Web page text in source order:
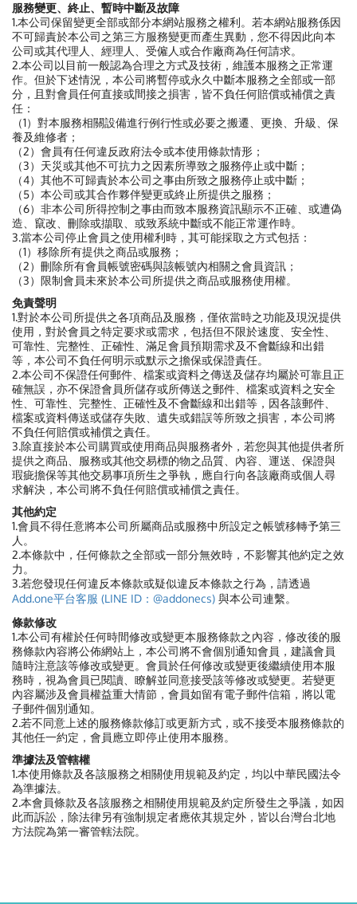
服務變更、終止、暫時中斷及故障
1.本公司保留變更全部或部分本網站服務之權利。若本網站服務係因
不可歸責於本公司之第三方服務變更而產生異動，您不得因此向本
公司或其代理人、經理人、受僱人或合作廠商為任何請求。
2.本公司以目前一般認為合理之方式及技術，維護本服務之正常運
作。但於下述情況，本公司將暫停或永久中斷本服務之全部或一部
分，且對會員任何直接或間接之損害，皆不負任何賠償或補償之責
任：
（1）對本服務相關設備進行例行性或必要之搬遷、更換、升級、保
養及維修者；
（2）會員有任何違反政府法令或本使用條款情形；
（3）天災或其他不可抗力之因素所導致之服務停止或中斷；
（4）其他不可歸責於本公司之事由所致之服務停止或中斷；
（5）本公司或其合作夥伴變更或終止所提供之服務；
（6）非本公司所得控制之事由而致本服務資訊顯示不正確、或遭偽
造、竄改、刪除或擷取、或致系統中斷或不能正常運作時。
3.當本公司停止會員之使用權利時，其可能採取之方式包括：
（1）移除所有提供之商品或服務；
（2）刪除所有會員帳號密碼與該帳號內相關之會員資訊；
（3）限制會員未來於本公司所提供之商品或服務使用權。
免責聲明
1.對於本公司所提供之各項商品及服務，僅依當時之功能及現況提供
使用，對於會員之特定要求或需求，包括但不限於速度、安全性、
可靠性、完整性、正確性、滿足會員預期需求及不會斷線和出錯
等，本公司不負任何明示或默示之擔保或保證責任。
2.本公司不保證任何郵件、檔案或資料之傳送及儲存均屬於可靠且正
確無誤，亦不保證會員所儲存或所傳送之郵件、檔案或資料之安全
性、可靠性、完整性、正確性及不會斷線和出錯等，因各該郵件、
檔案或資料傳送或儲存失敗、遺失或錯誤等所致之損害，本公司將
不負任何賠償或補償之責任。
3.除直接於本公司購買或使用商品與服務者外，若您與其他提供者所
提供之商品、服務或其他交易標的物之品質、內容、運送、保證與
瑕疵擔保等其他交易事項所生之爭執，應自行向各該廠商或個人尋
求解決，本公司將不負任何賠償或補償之責任。
其他約定
1.會員不得任意將本公司所屬商品或服務中所設定之帳號移轉予第三
人。
2.本條款中，任何條款之全部或一部分無效時，不影響其他約定之效
力。
3.若您發現任何違反本條款或疑似違反本條款之行為，請透過
Add.one平台客服 (LINE ID：@addonecs) 與本公司連繫。
條款修改
1.本公司有權於任何時間修改或變更本服務條款之內容，修改後的服
務條款內容將公佈網站上，本公司將不會個別通知會員，建議會員
隨時注意該等修改或變更。會員於任何修改或變更後繼續使用本服
務時，視為會員已閱讀、瞭解並同意接受該等修改或變更。若變更
內容屬涉及會員權益重大情節，會員如留有電子郵件信箱，將以電
子郵件個別通知。
2.若不同意上述的服務條款修訂或更新方式，或不接受本服務條款的
其他任一約定，會員應立即停止使用本服務。
準據法及管轄權
1.本使用條款及各該服務之相關使用規範及約定，均以中華民國法令
為準據法。
2.本會員條款及各該服務之相關使用規範及約定所發生之爭議，如因
此而訴訟，除法律另有強制規定者應依其規定外，皆以台灣台北地
方法院為第一審管轄法院。